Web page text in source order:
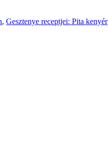
, Gesztenye receptjei: Pita kenyér